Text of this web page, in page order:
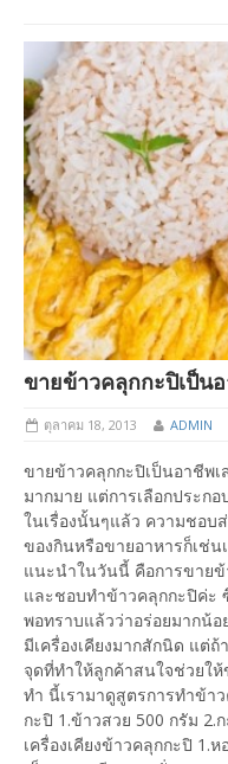
ขายข้าวคลุกกะปิเป็น
ตุลาคม 18, 2013 ADMIN
ขายข้าวคลุกกะปิเป็นอาชีพ
มากมาย แต่การเลือกประก
ในเรื่องนั้นๆแล้ว ความชอบ
ของกินหรือขายอาหารก็เช่น
แนะนำในวันนี้ คือการขาย
และชอบทำข้าวคลุกกะปิค่ะ
พอทราบแล้วว่าอร่อยมากน้อ
มีเครื่องเคียงมากสักนิด แต่
จุดที่ทำให้ลูกค้าสนใจช่วยใ
ทำ นี้เรามาดูสูตรการทำข้า
กะปิ 1.ข้าวสวย 500 กรัม
เครื่องเคียงข้าวคลุกกะปิ 1.